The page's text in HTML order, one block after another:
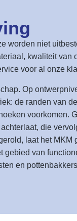
niet
kwaliteit van
voor al onze
Op
de randen van
voorkomen.
die
laat het
van
en